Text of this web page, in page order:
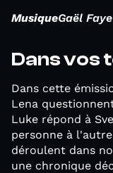
MusiqueGaël
Dans vos
Dans cette
Lena
Luke répond à
personne à
déroulent dans
une chronique